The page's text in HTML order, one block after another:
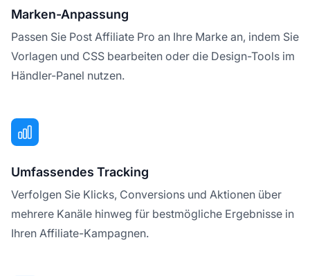
Marken-Anpassung
Passen Sie Post Affiliate Pro an Ihre Marke an, indem Sie
Vorlagen und CSS bearbeiten oder die Design-Tools im
Händler-Panel nutzen.
Umfassendes Tracking
Verfolgen Sie Klicks, Conversions und Aktionen über
mehrere Kanäle hinweg für bestmögliche Ergebnisse in
Ihren Affiliate-Kampagnen.